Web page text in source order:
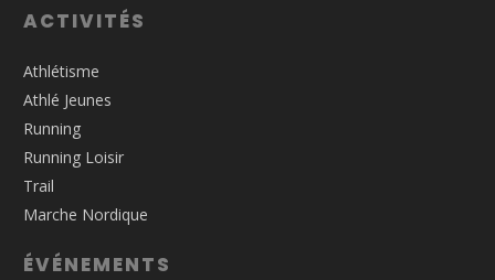
ACTIVITÉS
Athlétisme
Athlé Jeunes
Running
Running Loisir
Trail
Marche Nordique
ÉVÉNEMENTS